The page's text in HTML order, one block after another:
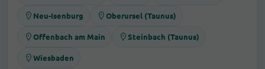
Neu-Isenburg Oberursel (Taunus)
Offenbach am Main Steinbach (Taunus)
Wiesbaden